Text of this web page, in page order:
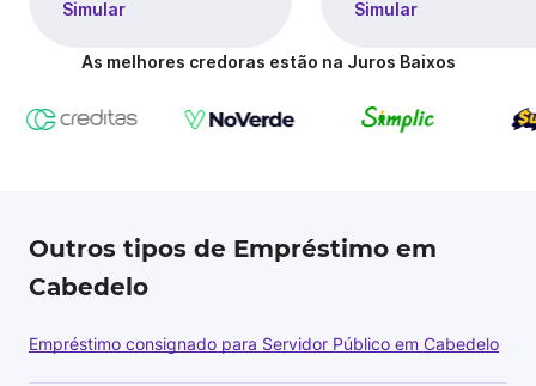
Simular Simular
As melhores credoras estão na Juros Baixos
Outros tipos de Empréstimo em
Cabedelo
Empréstimo consignado para Servidor Público em Cabedelo